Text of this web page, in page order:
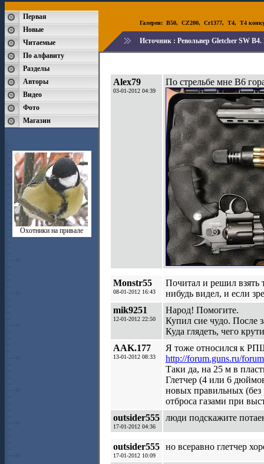
Первая
Новые
Читаемые
По алфавиту
Разделы
Авторы
Видео
Фото
Магазин
Охотники на привале
Галереи: B50, CZ200, Cr1377, T4, T4
Источник : Револьвер Gletcher SW
Alex79
03-01-2012 04:39
По стрельбе мне В6
Monstr55
08-01-2012 16:43
Почитал и решил взять
нибудь видел, и если
mik9251
12-01-2012 22:50
Народ! Помогите.
Купил сие чудо. После
Куда глядеть, чего
AAK.177
13-01-2012 08:33
Я тоже относился к
http://forum.guns.ru/
Таки да, на 25 м в
Глетчер (4 или 6
новых правильных (без
отброса газами при
outsider555
17-01-2012 04:36
люди подскажите
outsider555
17-01-2012 10:09
но всеравно глетчер